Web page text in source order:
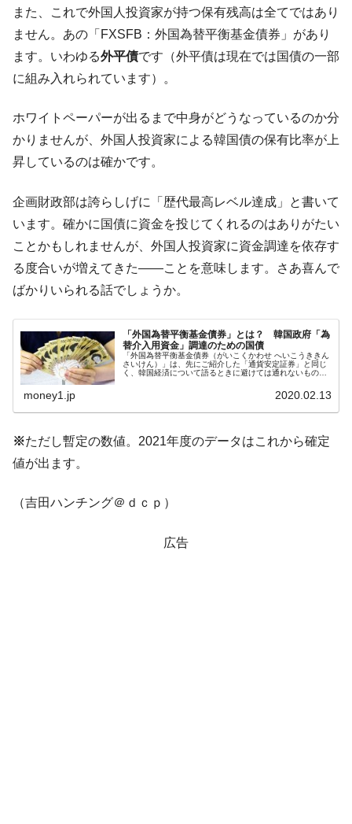
Fact1
夏の甲子園、優勝校を最も多く輩出している都道
Fact1 今話題の「楽天ライオンズ」とは？
Fact1 奇跡の毛色「白毛馬」とは？
える賞金とは？
Fact1 平成仮面ライダーの意外すぎるモチーフとは？
発表から2日で大崩壊、鳴かず飛ばずに終わりそう
Fact1
日本人マスターズ挑戦の歴史。松山以前に最高位
だった選手とは？
Fact1
甲子園通算本塁打、最多の清原に次いで多く打っ
ている意外な選手とは？
また、これで外国人投資家が持つ保有残高は全てではあり
ません。あの「FXSFB：外国為替平衡基金債券」があり
ます。いわゆる外平債です（外平債は現在では国債の一部
に組み入れられています）。
ホワイトペーパーが出るまで中身がどうなっているのか分
かりませんが、外国人投資家による韓国債の保有比率が上
昇しているのは確かです。
企画財政部は誇らしげに「歴代最高レベル達成」と書いて
います。確かに国債に資金を投じてくれるのはありがたい
ことかもしれませんが、外国人投資家に資金調達を依存す
る度合いが増えてきた――ことを意味します。さあ喜んで
ばかりいられる話でしょうか。
「外国為替平衡基金債券」とは？ 韓国政府「為
替介入用資金」調達のための国債
「外国為替平衡基金債券（がいこくかわせ へいこうききん
さいけん）」は、先にご紹介した「通貨安定証券」と同じ
く、韓国経済について語るときに避けては通れないもので
money1.jp 2020.02.13
※ただし暫定の数値。2021年度のデータはこれから確定
値が出ます。
（吉田ハンチング＠ｄｃｐ）
広告